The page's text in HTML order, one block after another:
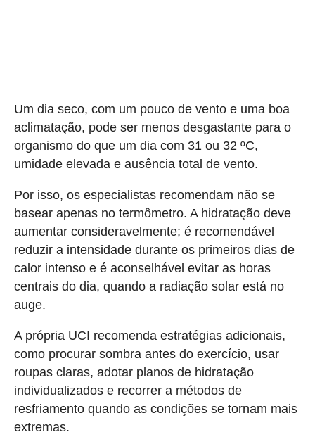
Um dia seco, com um pouco de vento e uma boa
aclimatação, pode ser menos desgastante para o
organismo do que um dia com 31 ou 32 ºC,
umidade elevada e ausência total de vento.
Por isso, os especialistas recomendam não se
basear apenas no termômetro. A hidratação deve
aumentar consideravelmente; é recomendável
reduzir a intensidade durante os primeiros dias de
calor intenso e é aconselhável evitar as horas
centrais do dia, quando a radiação solar está no
auge.
A própria UCI recomenda estratégias adicionais,
como procurar sombra antes do exercício, usar
roupas claras, adotar planos de hidratação
individualizados e recorrer a métodos de
resfriamento quando as condições se tornam mais
extremas.